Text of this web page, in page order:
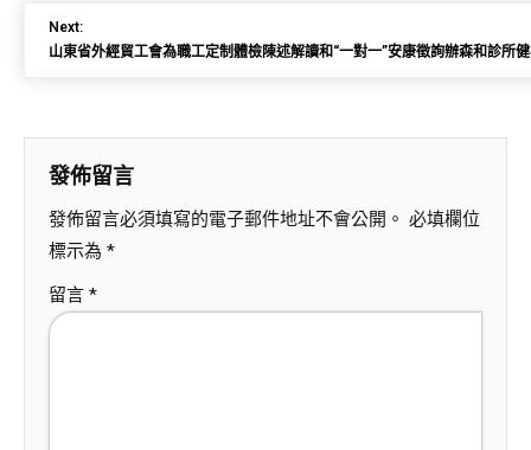
Next:
山東省外經貿工會為職工定制體檢陳述解讀和“一對一”安康徵詢辦森和診所
發佈留言
發佈留言必須填寫的電子郵件地址不會公開。 必填欄位
標示為 *
留言 *